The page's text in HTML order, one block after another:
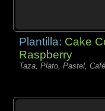
Plantilla: Cake
Raspberry
Taza, Plato, Pastel,